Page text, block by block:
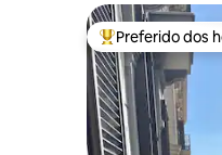
Entre os
Preferido dos